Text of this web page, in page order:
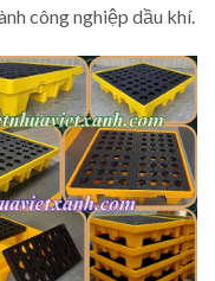
công nghiệp dầu khí.